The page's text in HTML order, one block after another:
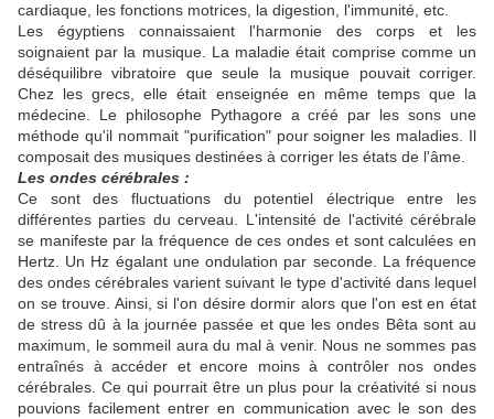
cardiaque, les fonctions motrices, la digestion, l'immunité, etc.
Les égyptiens connaissaient l'harmonie des corps et les
soignaient par la musique. La maladie était comprise comme un
déséquilibre vibratoire que seule la musique pouvait corriger.
Chez les grecs, elle était enseignée en même temps que la
médecine. Le philosophe Pythagore a créé par les sons une
méthode qu'il nommait "purification" pour soigner les maladies. Il
composait des musiques destinées à corriger les états de l'âme.
Les ondes cérébrales :
Ce sont des fluctuations du potentiel électrique entre les
différentes parties du cerveau. L'intensité de l'activité cérébrale
se manifeste par la fréquence de ces ondes et sont calculées en
Hertz. Un Hz égalant une ondulation par seconde. La fréquence
des ondes cérébrales varient suivant le type d'activité dans lequel
on se trouve. Ainsi, si l'on désire dormir alors que l'on est en état
de stress dû à la journée passée et que les ondes Bêta sont au
maximum, le sommeil aura du mal à venir. Nous ne sommes pas
entraînés à accéder et encore moins à contrôler nos ondes
cérébrales. Ce qui pourrait être un plus pour la créativité si nous
pouvions facilement entrer en communication avec le son des